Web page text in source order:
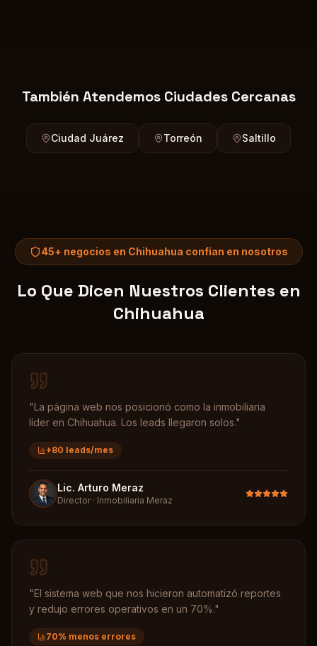
También Atendemos Ciudades Cercanas
Ciudad Juárez Torreón Saltillo
45+ negocios en Chihuahua confían en nosotros
Lo Que Dicen Nuestros Clientes en
Chihuahua
"La página web nos posicionó como la inmobiliaria
líder en Chihuahua. Los leads llegaron solos."
+80 leads/mes
Lic. Arturo Meraz
Director· Inmobiliaria Meraz
"El sistema web que nos hicieron automatizó reportes
y redujo errores operativos en un 70%."
70% menos errores